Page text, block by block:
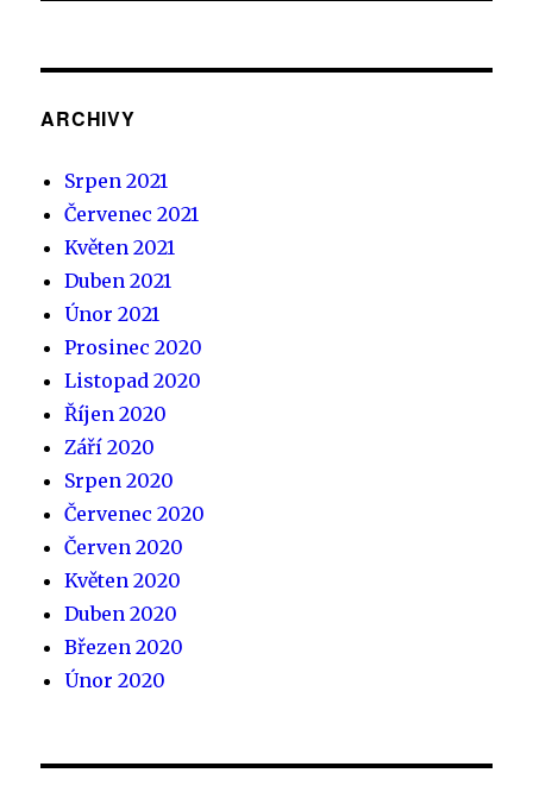
ARCHIVY
Srpen 2021
Červenec 2021
Květen 2021
Duben 2021
Únor 2021
Prosinec 2020
Listopad 2020
Říjen 2020
Září 2020
Srpen 2020
Červenec 2020
Červen 2020
Květen 2020
Duben 2020
Březen 2020
Únor 2020